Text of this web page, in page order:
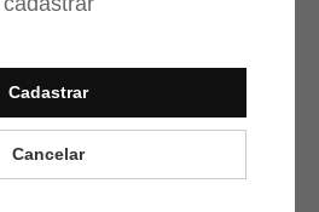
Cadastrar
Cancelar